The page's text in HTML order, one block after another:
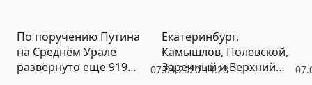
07.04.2020 14:28
По поручению Путина
на Среднем Урале
развернуто еще 919
Екатеринбург,
Камышлов, Полевской,
Заречный и Верхний